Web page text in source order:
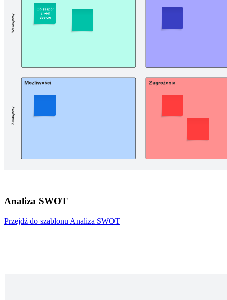
Analiza SWOT
Przejdź do szablonu Analiza SWOT